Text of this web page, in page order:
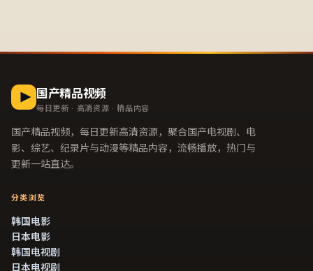
国产精品视频
每日更新 · 高清资源 · 精品内容
国产精品视频，每日更新高清资源，聚合国产电视剧、电
影、综艺、纪录片与动漫等精品内容，流畅播放，热门与
更新一站直达。
分类浏览
韩国电影
日本电影
韩国电视剧
日本电视剧